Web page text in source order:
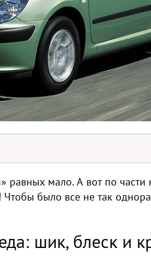
равных мало. А вот по
было все не так
шик, блеск и